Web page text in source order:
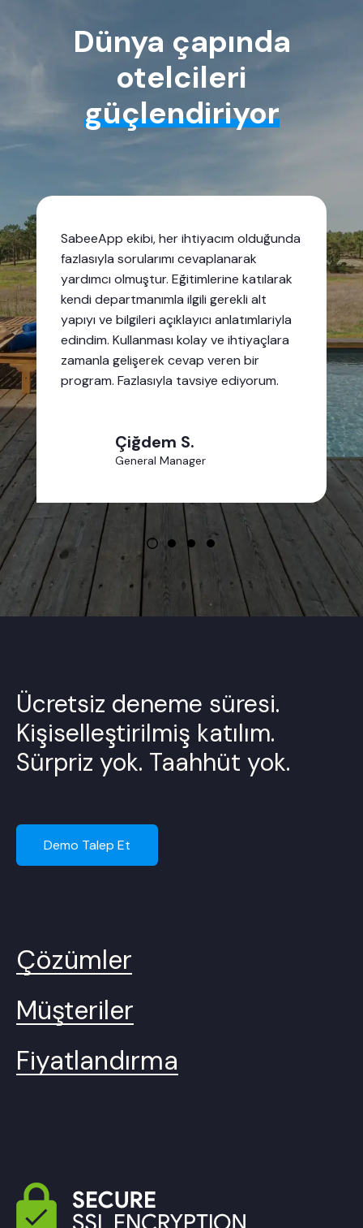
bir abonelik planına dayalı tek yönetim yazılımı ile
çalıştıklarında en iyi kullanıcı deneyimini
sağlayabileceğimize inanıyoruz.
Dünya çapında
otelcileri
güçlendiriyor
SabeeApp ekibi, her ihtiyacım olduğunda
fazlasıyla sorularımı cevaplanarak
yardımcı olmuştur. Eğitimlerine katılarak
kendi departmanımla ilgili gerekli alt
yapıyı ve bilgileri açıklayıcı anlatımlariyla
edindim. Kullanması kolay ve ihtiyaçlara
zamanla gelişerek cevap veren bir
program. Fazlasıyla tavsiye ediyorum.
Çiğdem S.
General Manager
Ücretsiz deneme süresi.
Kişiselleştirilmiş katılım.
Sürpriz yok. Taahhüt yok.
Demo Talep Et
Çözümler
Müşteriler
Fiyatlandırma